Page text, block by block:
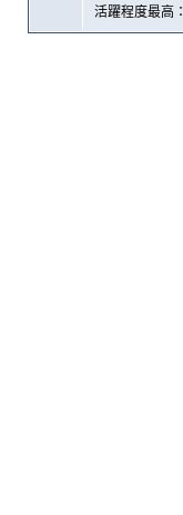
活躍程度最高：